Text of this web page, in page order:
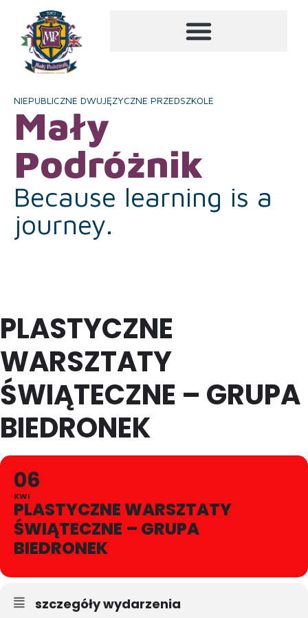
NIEPUBLICZNE DWUJĘZYCZNE PRZEDSZKOLE
Mały
Podróżnik
Because learning is a
journey.
PLASTYCZNE
WARSZTATY
ŚWIĄTECZNE – GRUPA
BIEDRONEK
06
KWI
PLASTYCZNE WARSZTATY
ŚWIĄTECZNE – GRUPA
BIEDRONEK
szczegóły wydarzenia